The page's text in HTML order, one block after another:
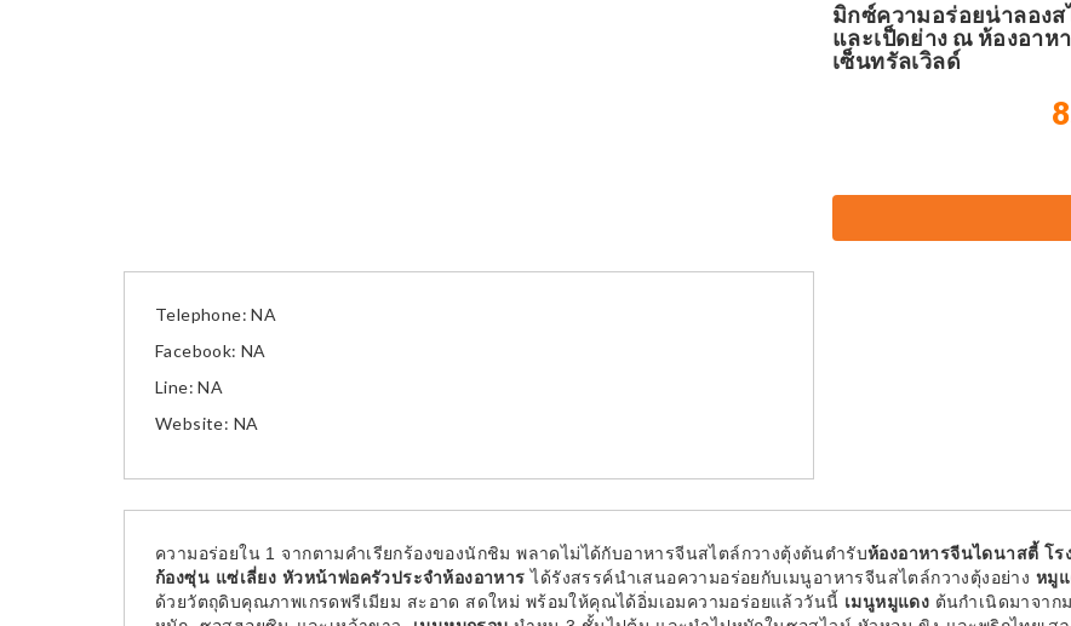
มิกซ์ความอร่อยน่าลองส
และเป็ดย่าง ณ ห้องอาห
เซ็นทรัลเวิลด์
Telephone: NA
Facebook: NA
Line: NA
Website: NA
ความอร่อยใน 1 จากตามคำเรียกร้องของนักชิม พลาดไม่ได้กับอาหารจีนสไตล์กวางตุ้งต้นตำรับห้องอาหารจีนไดนาสตี้ โ
ก้องซุ่น แซ่เลี่ยง หัวหน้าพ่อครัวประจำห้องอาหารได้รังสรรค์นำเสนอความอร่อยกับเมนูอาหารจีนสไตล์กวางตุ้งอย่าง หมูแ
ด้วยวัตถุดิบคุณภาพเกรดพรีเมียม สะอาด สดใหม่ พร้อมให้คุณได้อิ่มเอมความอร่อยแล้ววันนี้ เมนูหมูแดง ต้นกำเนิดมาจาก